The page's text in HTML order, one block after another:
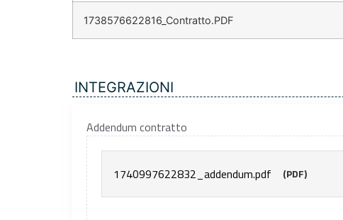
1738576622816_Contratto.PDF
INTEGRAZIONI
Addendum contratto
1740997622832_addendum.pdf (PDF)